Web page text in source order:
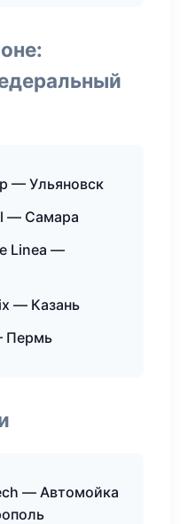
— Ульяновск
— Самара
Linea —
— Казань
Пермь
— Автомойка